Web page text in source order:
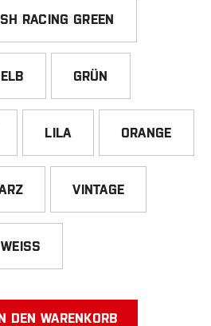
RACING GREEN
GRÜN
LILA ORANGE
VINTAGE
WEISS
den gewünschten Wert ein
DEN WARENKORB